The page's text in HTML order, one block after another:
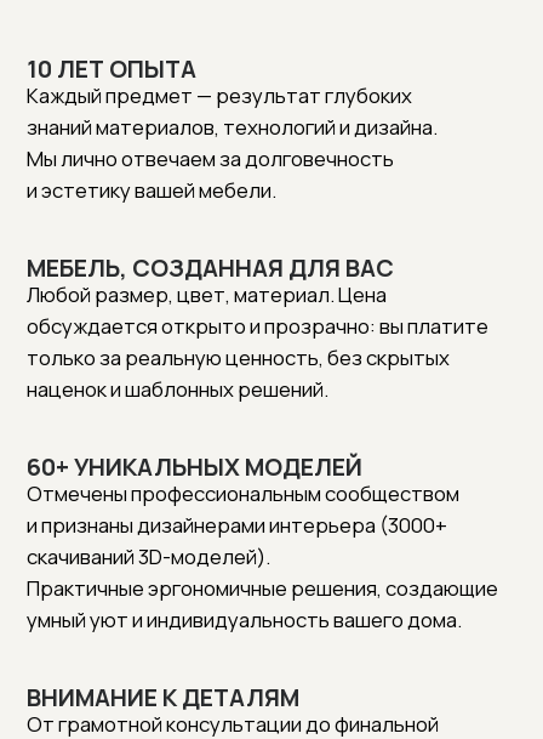
и признаны дизайнерами интерьера (3000+
скачиваний 3D-моделей).
Практичные эргономичные решения, создающие
умный уют и индивидуальность вашего дома.
От грамотной консультации до финальной
взвешенных решений для истинного спокойствия
и уверенности клиента.
ВНИМАНИЕ К ДЕТАЛЯМ